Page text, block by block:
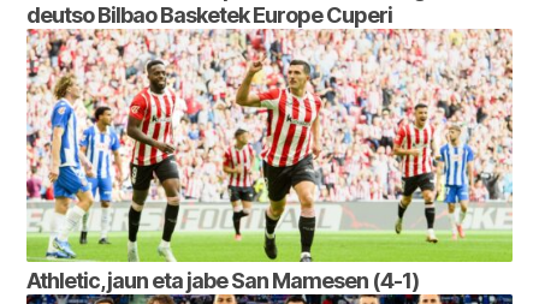
deutso Bilbao Basketek Europe Cuperi
Athletic, jaun eta jabe San Mamesen (4-1)